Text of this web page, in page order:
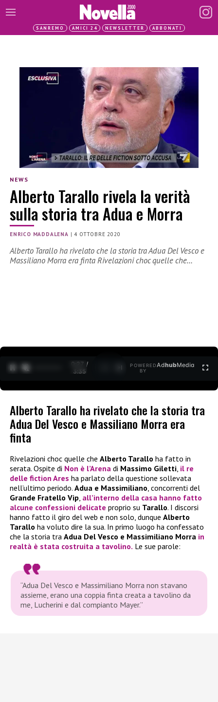
SANREMO AMICI 24 NEWSLETTER ABBONATI
NEWS
Alberto Tarallo rivela la verità
sulla storia tra Adua e Morra
ENRICO MADDALENA |4 OTTOBRE 2020
Alberto Tarallo ha rivelato che la storia tra Adua Del Vesco e
Massiliano Morra era finta Rivelazioni choc quelle che…
0:27 /
3:35
POWERED
BY
AdhubMedia
Alberto Tarallo ha rivelato che la storia tra
Adua Del Vesco e Massiliano Morra era
finta
Rivelazioni choc quelle che Alberto Tarallo ha fatto in
serata. Ospite di Non è l’Arena di Massimo Giletti, il re
delle fiction Ares ha parlato della questione sollevata
nell’ultimo periodo. Adua e Massimiliano, concorrenti del
Grande Fratello Vip, all’interno della casa hanno fatto
alcune confessioni delicate proprio su Tarallo. I discorsi
hanno fatto il giro del web e non solo, dunque Alberto
Tarallo ha voluto dire la sua. In primo luogo ha confessato
che la storia tra Adua Del Vesco e Massimiliano Morra in
realtà è stata costruita a tavolino. Le sue parole:
“Adua Del Vesco e Massimiliano Morra non stavano
assieme, erano una coppia finta creata a tavolino da
me, Lucherini e dal compianto Mayer.”